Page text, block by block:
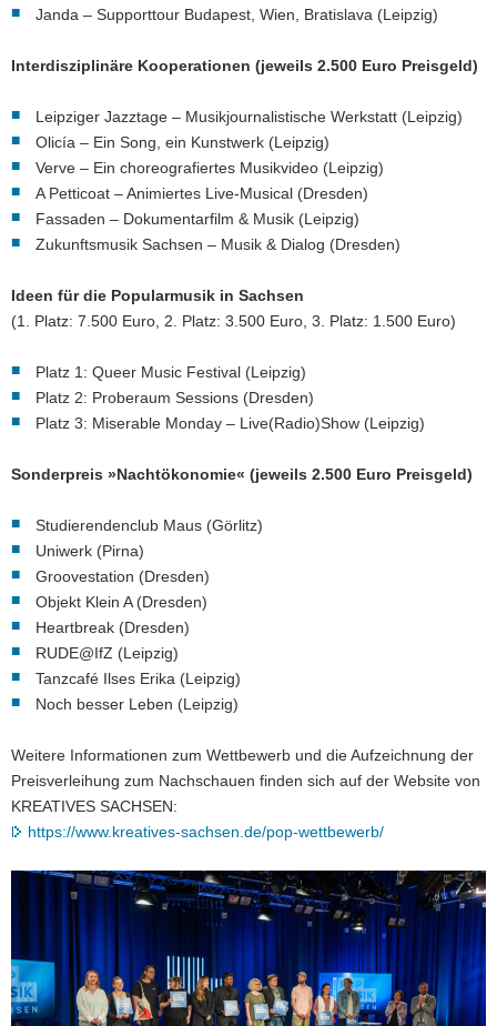
Janda – Supporttour Budapest, Wien, Bratislava (Leipzig)
Interdisziplinäre Kooperationen (jeweils 2.500 Euro Preisgeld)
Leipziger Jazztage – Musikjournalistische Werkstatt (Leipzig)
Olicía – Ein Song, ein Kunstwerk (Leipzig)
Verve – Ein choreografiertes Musikvideo (Leipzig)
A Petticoat – Animiertes Live-Musical (Dresden)
Fassaden – Dokumentarfilm & Musik (Leipzig)
Zukunftsmusik Sachsen – Musik & Dialog (Dresden)
Ideen für die Popularmusik in Sachsen
(1. Platz: 7.500 Euro, 2. Platz: 3.500 Euro, 3. Platz: 1.500 Euro)
Platz 1: Queer Music Festival (Leipzig)
Platz 2: Proberaum Sessions (Dresden)
Platz 3: Miserable Monday – Live(Radio)Show (Leipzig)
Sonderpreis »Nachtökonomie« (jeweils 2.500 Euro Preisgeld)
Studierendenclub Maus (Görlitz)
Uniwerk (Pirna)
Groovestation (Dresden)
Objekt Klein A (Dresden)
Heartbreak (Dresden)
RUDE@IfZ (Leipzig)
Tanzcafé Ilses Erika (Leipzig)
Noch besser Leben (Leipzig)
Weitere Informationen zum Wettbewerb und die Aufzeichnung der
Preisverleihung zum Nachschauen finden sich auf der Website von
KREATIVES SACHSEN:
https://www.kreatives-sachsen.de/pop-wettbewerb/